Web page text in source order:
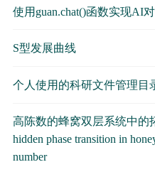
使用guan.chat()函数实现AI
S型发展曲线
个人使用的科研文件管理目
高陈数的蜂窝双层系统中的
hidden phase transition in
number